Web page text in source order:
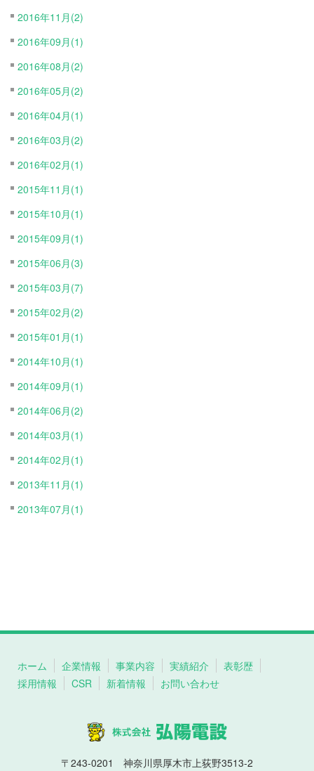
2016年11月(2)
2016年09月(1)
2016年08月(2)
2016年05月(2)
2016年04月(1)
2016年03月(2)
2016年02月(1)
2015年11月(1)
2015年10月(1)
2015年09月(1)
2015年06月(3)
2015年03月(7)
2015年02月(2)
2015年01月(1)
2014年10月(1)
2014年09月(1)
2014年06月(2)
2014年03月(1)
2014年02月(1)
2013年11月(1)
2013年07月(1)
ホーム 企業情報 事業内容 実績紹介
表彰歴
採用情報
CSR 新着情報 お問い合わせ
〒243-0201 神奈川県厚木市上荻野3513-2